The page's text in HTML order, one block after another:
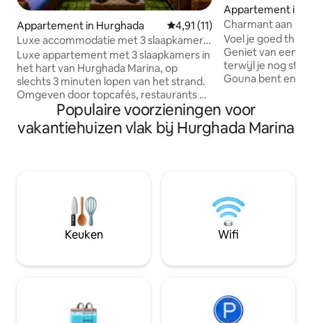
Appartement in Hurghada Gemiddelde beoordeling van
4,91 (11)
Luxe accommodatie met 3 slaapkamers
en uitzicht op de jachthaven | Aan het
strand | Zelf inchecken
Luxe appartement met 3 slaapkamers in
het hart van Hurghada Marina, op
slechts 3 minuten lopen van het strand.
Omgeven door topcafés, restaurants en
de levendige jachthaven. Beschikt over
een grote slaapkamer met een
tweepersoonsbed, een tweede kamer
keuken. Ideaal voor gezinnen, groepen
of lang verblijf. Toegang tot het strand
en de boot beschikbaar tegen een
meerprijs. Echte foto genomen door
dat u zult hebben
Appartement in
Charmant aan
in het centrum
Voel je goed thuis
Geniet van een
terwijl je nog
Gouna bent en
Het
bedden en 2
grond heeft een
Downtown
activiteiten, en
zwemlagune?
Populaire voorzieningen voor
vakantiehuizen vlak bij Hurghada Marina
Keuken Wifi